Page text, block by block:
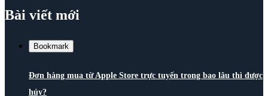
Bài viết mới
Bookmark
Đơn hàng mua từ Apple Store trực tuyến trong bao lâu thì được
hủy?